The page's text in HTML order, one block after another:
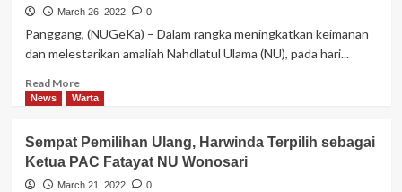
Balong
Ziarah
Maqbaroh
Ahlu
March 26, 2022 0
Panggang, (NUGeKa) – Dalam rangka meningkatkan keimanan
dan melestarikan amaliah Nahdlatul Ulama (NU), pada hari...
Read MoreRead
more
Bulan
Puasa,
PAC
News Warta
Sempat Pemilihan Ulang, Harwinda Terpilih sebagai
Ketua PAC Fatayat NU Wonosari
March 21, 2022 0